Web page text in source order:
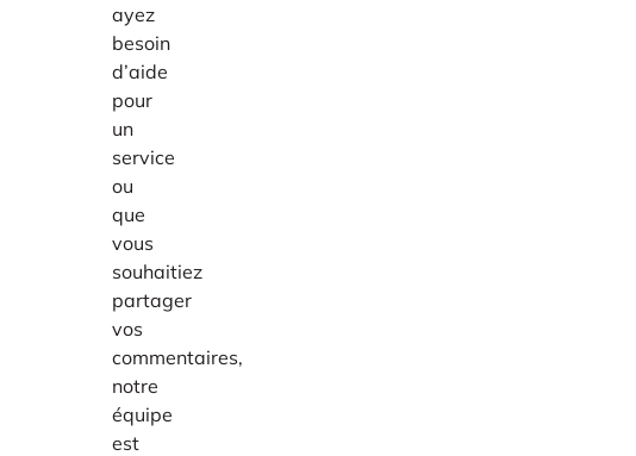
ayez
besoin
d’aide
pour
un
service
ou
que
vous
souhaitiez
partager
vos
commentaires,
notre
équipe
est